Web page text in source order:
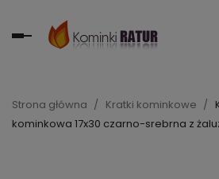
Toggle
Strona główna Kratki kominkowe
kominkowa 17x30 czarno-srebrna z